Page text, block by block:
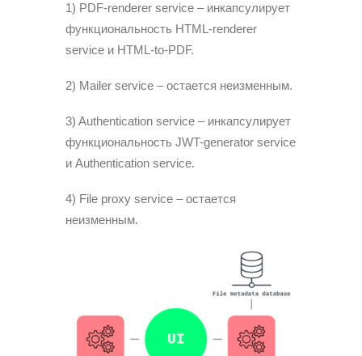
1) PDF-renderer service – инкапсулирует
функциональность HTML-renderer
service и HTML-to-PDF.
2) Mailer service – остается неизменным.
3) Authentication service – инкапсулирует
функциональность JWT-generator service
и Authentication service.
4) File proxy service – остается
неизменным.